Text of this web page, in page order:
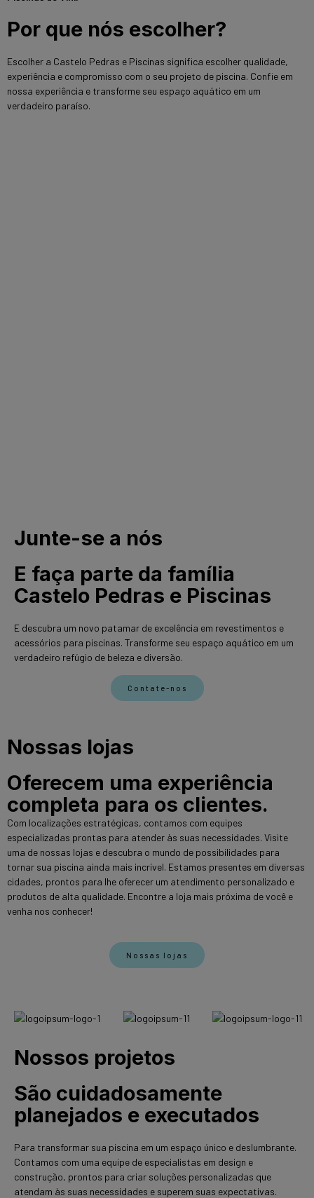
Por que nós escolher?
Escolher a Castelo Pedras e Piscinas significa escolher qualidade,
experiência e compromisso com o seu projeto de piscina. Confie em
nossa experiência e transforme seu espaço aquático em um
verdadeiro paraíso.
Junte-se a nós
E faça parte da família
Castelo Pedras e Piscinas
E descubra um novo patamar de excelência em revestimentos e
acessórios para piscinas. Transforme seu espaço aquático em um
verdadeiro refúgio de beleza e diversão.
Contate-nos
Nossas lojas
Oferecem uma experiência
completa para os clientes.
Com localizações estratégicas, contamos com equipes
especializadas prontas para atender às suas necessidades. Visite
uma de nossas lojas e descubra o mundo de possibilidades para
tornar sua piscina ainda mais incrível. Estamos presentes em diversas
cidades, prontos para lhe oferecer um atendimento personalizado e
produtos de alta qualidade. Encontre a loja mais próxima de você e
venha nos conhecer!
Nossas lojas
Nossos projetos
São cuidadosamente
planejados e executados
Para transformar sua piscina em um espaço único e deslumbrante.
Contamos com uma equipe de especialistas em design e
construção, prontos para criar soluções personalizadas que
atendam às suas necessidades e superem suas expectativas.